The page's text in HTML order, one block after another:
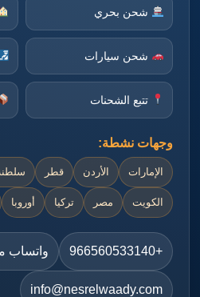
شحن بحري
شحن سيارات
تتبع الشحنات
وجهات نشطة:
الإمارات الأردن قطر
الكويت مصر تركيا أوروبا
+966560533140 واتساب
info@nesrelwaady.com